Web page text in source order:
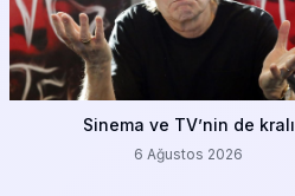
Sinema ve TV’nin de kralı
6 Ağustos 2026